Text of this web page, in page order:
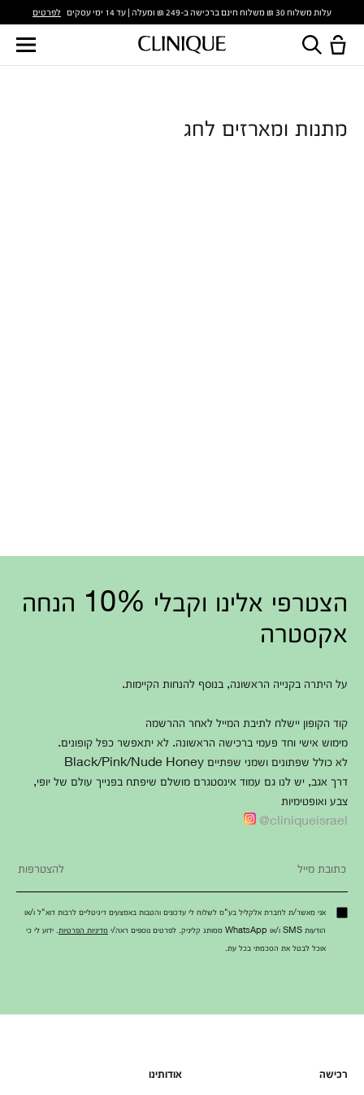
עלות משלוח 30 ₪ משלוח חינם ברכישה ב-249 ₪ ומעלה | עד 14 ימי עסקים לפרטים
מתנות ומארזים לחג
הצטרפי אלינו וקבלי 10% הנחה
אקסטרה
על היתרה בקנייה הראשונה, בנוסף להנחות הקיימות.
קוד הקופון יישלח לתיבת המייל לאחר ההרשמה
מימוש אישי וחד פעמי ברכישה הראשונה. לא יתאפשר כפל קופונים.
לא כולל שפתונים ושמני שפתיים Black/Pink/Nude Honey
דרך אגב, יש לנו גם עמוד אינסטגרם מושלם שיפתח בפנייך עולם של יופי,
צבע ואופטימיות
cliniqueisrael@
אני מאשר/ת לחברת אלקליל בע"מ לשלוח לי עדכונים והטבות באמצעים דיגיטליים לרבות דוא"ל ו/או
הודעות SMS ו/או WhatsApp ממותג קליניק. לפרטים נוספים ראה/י
מדיניות הפרטיות . ידוע לי כי
אוכל לבטל את הסכמתי בכל עת.
רכישה אודותינו